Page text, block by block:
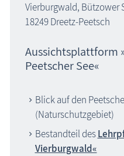
Vierburgwald, Bützower
18249 Dreetz-Peetsch
Aussichtsplattform
Peetscher See«
Blick auf den
(Naturschutzgebiet)
Bestandteil des
Vierburgwald«